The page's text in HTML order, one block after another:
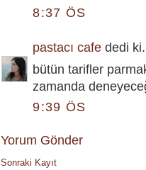
8:37 ÖS
pastacı cafe dedi
bütün tarifler
zamanda
9:39 ÖS
Yorum Gönder
Sonraki Kayıt